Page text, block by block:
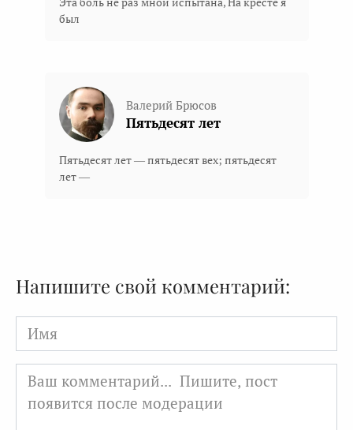
был
Валерий Брюсов
Пятьдесят лет
Пятьдесят лет — пятьдесят вех; пятьдесят
лет —
Напишите свой комментарий:
Имя